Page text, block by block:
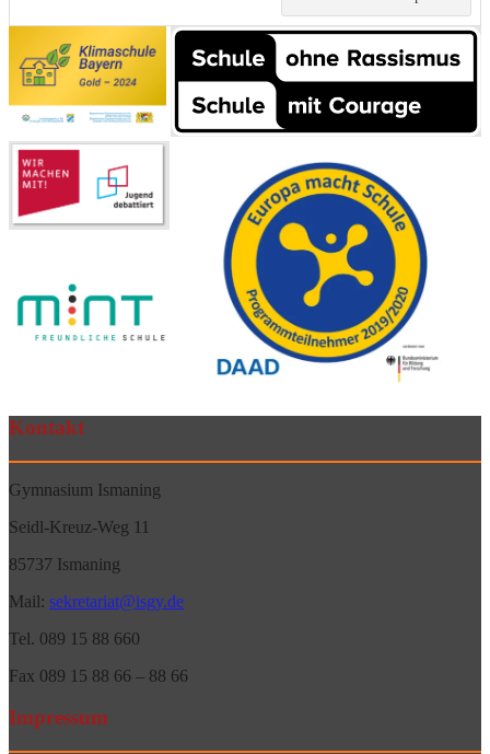
Kontakt
Gymnasium Ismaning
Seidl-Kreuz-Weg 11
85737 Ismaning
Mail: sekretariat@isgy.de
Tel. 089 15 88 660
Fax 089 15 88 66 – 88 66
Impressum